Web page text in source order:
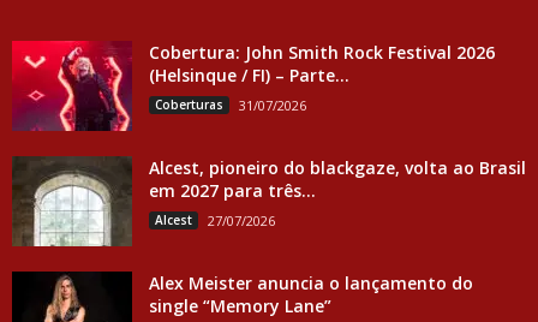
Cobertura: John Smith Rock Festival 2026
(Helsinque / FI) – Parte...
Coberturas 31/07/2026
Alcest, pioneiro do blackgaze, volta ao Brasil
em 2027 para três...
Alcest 27/07/2026
Alex Meister anuncia o lançamento do
single “Memory Lane”